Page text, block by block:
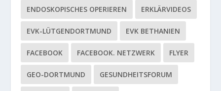
ENDOSKOPISCHES OPERIEREN ERKLÄRVIDEOS
EVK-LÜTGENDORTMUND EVK BETHANIEN
FACEBOOK FACEBOOK. NETZWERK FLYER
GEO-DORTMUND GESUNDHEITSFORUM